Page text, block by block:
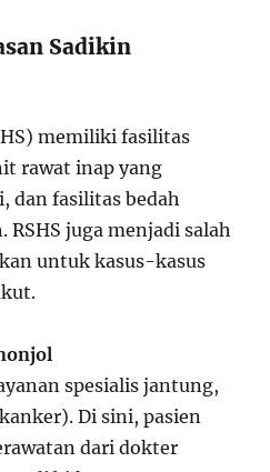
Sadikin
memiliki fasilitas
rawat inap yang
dan fasilitas bedah
RSHS juga menjadi salah
untuk kasus-kasus
spesialis jantung,
Di sini, pasien
dari dokter